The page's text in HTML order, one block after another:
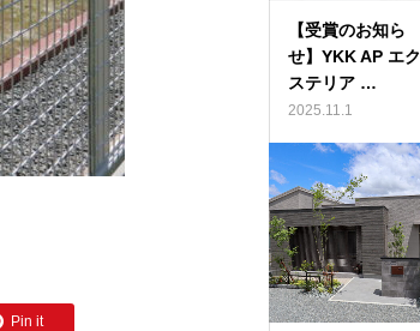
Pin it
【受賞のお知ら
せ】YKK AP エク
ステリア …
2025.11.1